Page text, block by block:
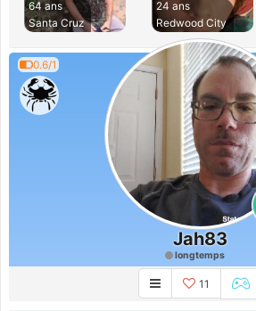
64 ans
Santa Cruz
24 ans
Redwood City
0.6/1
Jah83
longtemps
11